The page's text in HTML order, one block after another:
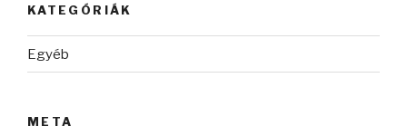
KATEGÓRIÁK
Egyéb
META